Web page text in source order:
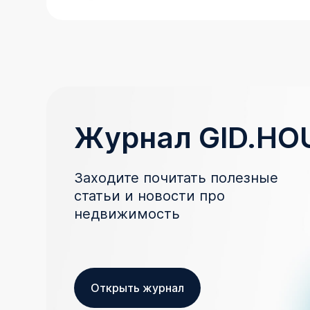
Журнал
Заходите почитать полезные
статьи и новости про
недвижимость
Открыть журнал